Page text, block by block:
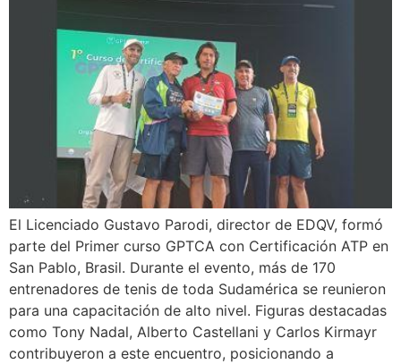
El Licenciado Gustavo Parodi, director de EDQV, formó
parte del Primer curso GPTCA con Certificación ATP en
San Pablo, Brasil. Durante el evento, más de 170
entrenadores de tenis de toda Sudamérica se reunieron
para una capacitación de alto nivel. Figuras destacadas
como Tony Nadal, Alberto Castellani y Carlos Kirmayr
contribuyeron a este encuentro, posicionando a